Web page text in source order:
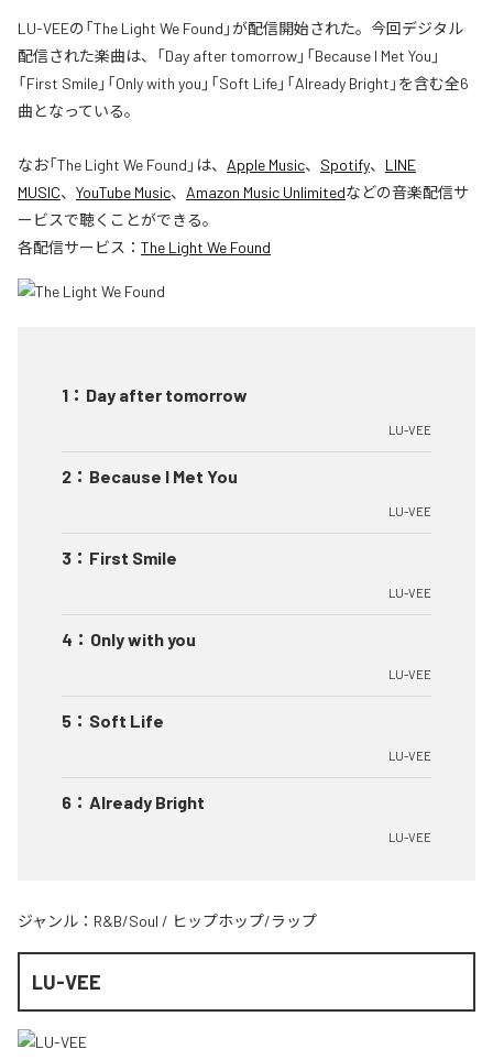
LU-VEEの「The Light We Found」が配信開始された。今回デジタル
配信された楽曲は、「Day after tomorrow」「Because I Met You」
「First Smile」「Only with you」「Soft Life」「Already Bright」を含む全6
曲となっている。
なお「The Light We Found 」は、 Apple Music、 Spotify、 LINE
MUSIC、 YouTube Music、 Amazon Music Unlimitedなどの音楽配信サ
ービスで聴くことができる。
各配信サービス： The Light We Found
1 ： Day after tomorrow
LU-VEE
2 ： Because I Met You
LU-VEE
3 ： First Smile
LU-VEE
4 ： Only with you
LU-VEE
5 ： Soft Life
LU-VEE
6 ： Already Bright
LU-VEE
ジャンル： R&B/Soul / ヒップホップ/ラップ
LU-VEE